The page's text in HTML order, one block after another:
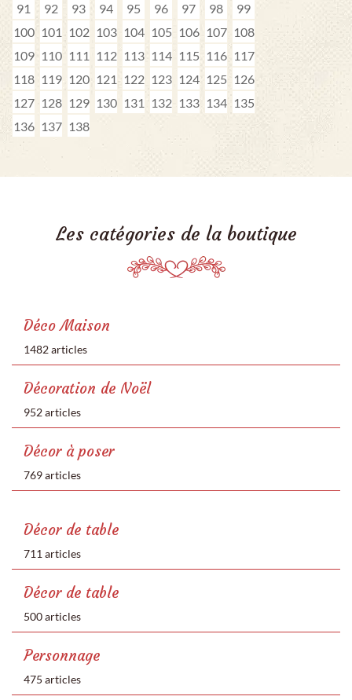
91
92 93 94 95 96 97 98
99
100 101 102 103 104 105 106 107 108
109 110 111 112 113 114 115 116 117
118 119 120 121 122 123 124 125 126
127 128 129 130 131 132 133 134 135
136 137 138
Les catégories de la boutique
Déco Maison
1482 articles
Décoration de Noël
952 articles
Décor à poser
769 articles
Décor de table
711 articles
Décor de table
500 articles
Personnage
475 articles